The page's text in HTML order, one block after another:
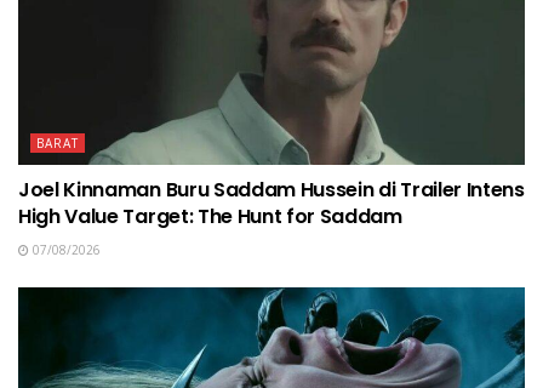
BARAT
Joel Kinnaman Buru Saddam Hussein di Trailer Intens
High Value Target: The Hunt for Saddam
07/08/2026